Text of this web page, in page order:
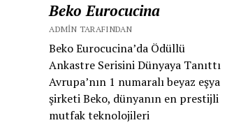
Beko Eurocucina
ADMIN TARAFINDAN
Beko Eurocucina’da Ödüllü
Ankastre Serisini Dünyaya Tanıttı
Avrupa’nın 1 numaralı beyaz eşya
şirketi Beko, dünyanın en prestijli
mutfak teknolojileri